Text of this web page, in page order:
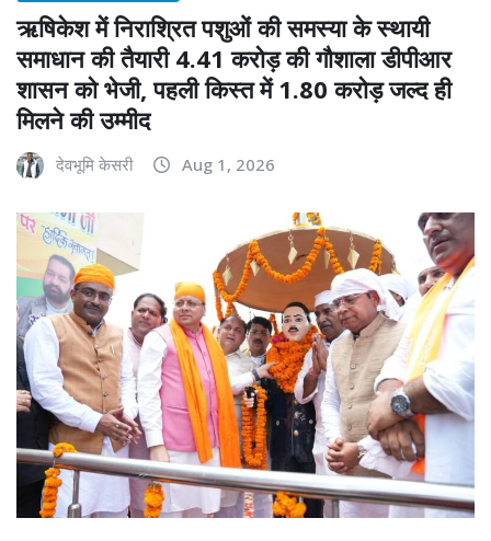
ऋषिकेश में निराश्रित पशुओं की समस्या के स्थायी
समाधान की तैयारी 4.41 करोड़ की गौशाला डीपीआर
शासन को भेजी, पहली किस्त में 1.80 करोड़ जल्द ही
मिलने की उम्मीद
देवभूमि केसरी Aug 1, 2026